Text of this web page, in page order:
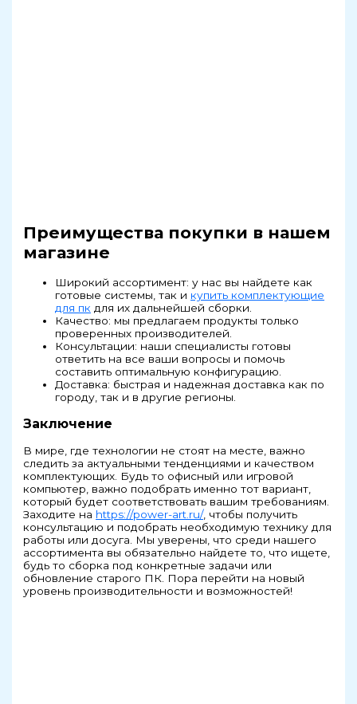
Преимущества покупки в нашем
магазине
Широкий ассортимент: у нас вы найдете как
готовые системы, так и купить комплектующие
для пк для их дальнейшей сборки.
Качество: мы предлагаем продукты только
проверенных производителей.
Консультации: наши специалисты готовы
ответить на все ваши вопросы и помочь
составить оптимальную конфигурацию.
Доставка: быстрая и надежная доставка как по
городу, так и в другие регионы.
Заключение
В мире, где технологии не стоят на месте, важно
следить за актуальными тенденциями и качеством
комплектующих. Будь то офисный или игровой
компьютер, важно подобрать именно тот вариант,
который будет соответствовать вашим требованиям.
Заходите на https://power-art.ru/, чтобы получить
консультацию и подобрать необходимую технику для
работы или досуга. Мы уверены, что среди нашего
ассортимента вы обязательно найдете то, что ищете,
будь то сборка под конкретные задачи или
обновление старого ПК. Пора перейти на новый
уровень производительности и возможностей!